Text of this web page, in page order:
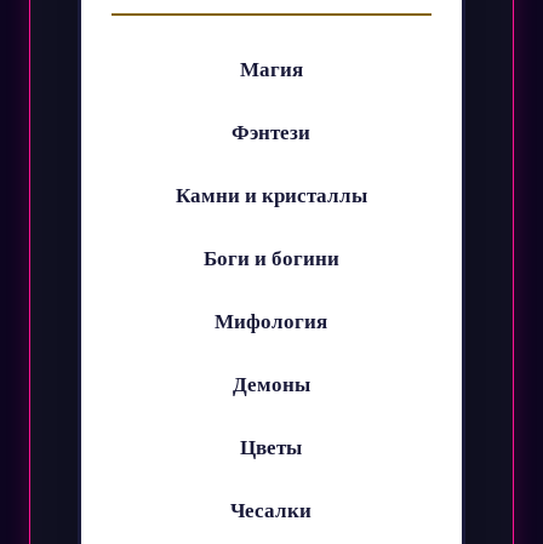
Магия
Фэнтези
Камни и кристаллы
Боги и богини
Мифология
Демоны
Цветы
Чесалки